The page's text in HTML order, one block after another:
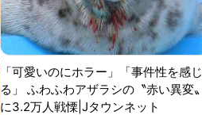
「可愛いのにホラー」「事件性を感じ
る」 ふわふわアザラシの〝赤い異変〟
に3.2万人戦慄|Jタウンネット